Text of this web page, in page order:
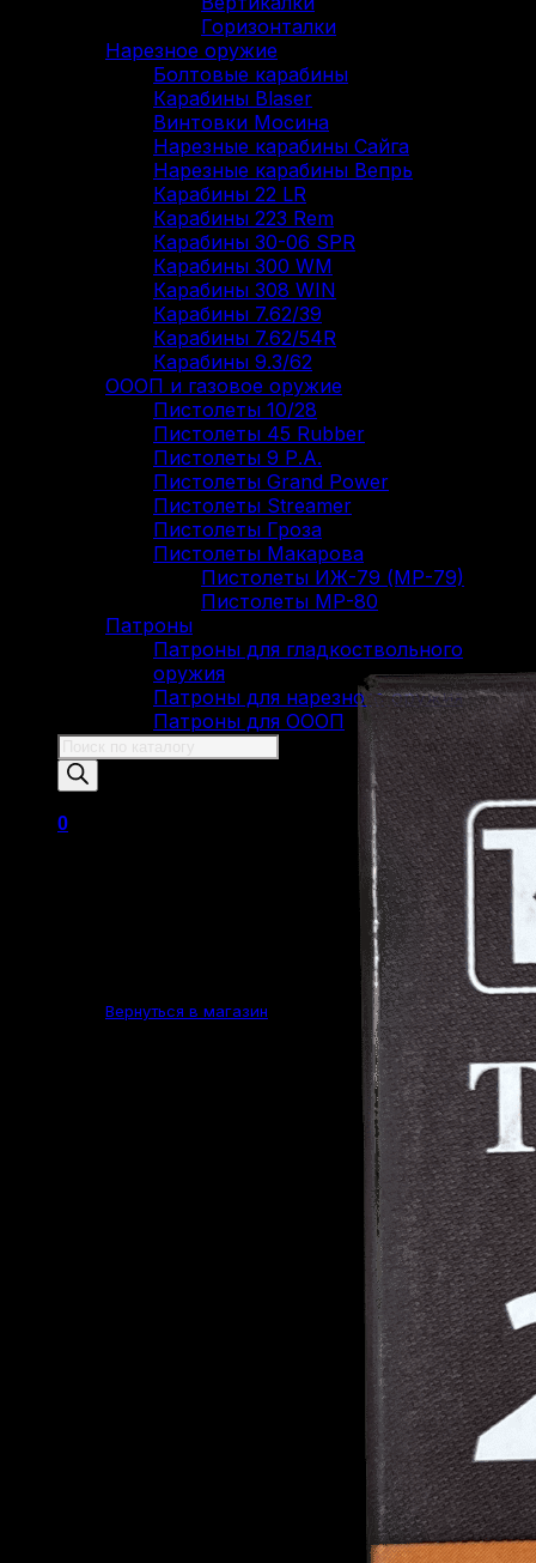
Горизонталки
Нарезное оружие
Болтовые карабины
Карабины Blaser
Винтовки Мосина
Нарезные карабины Сайга
Нарезные карабины Вепрь
Карабины 22 LR
Карабины 223 Rem
Карабины 30-06 SPR
Карабины 300 WM
Карабины 308 WIN
Карабины 7.62/39
Карабины 7.62/54R
Карабины 9.3/62
ОООП и газовое оружие
Пистолеты 10/28
Пистолеты 45 Rubber
Пистолеты 9 Р.А.
Пистолеты Grand Power
Пистолеты Streamer
Пистолеты Гроза
Пистолеты Макарова
Пистолеты ИЖ-79 (МР-79)
Пистолеты МР-80
Патроны
Патроны для гладкоствольного
оружия
Патроны для нарезного оружия
Патроны для ОООП
Поиск
товаров
0
Вернуться в магазин